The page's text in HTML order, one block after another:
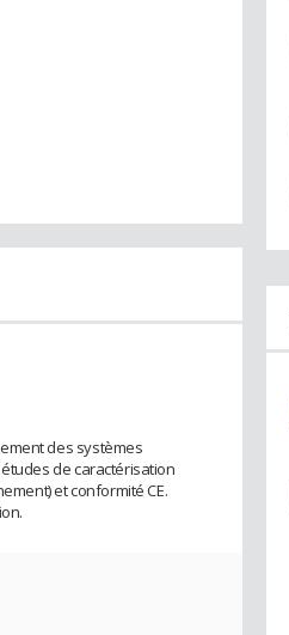
des systèmes
de caractérisation
et conformité CE.